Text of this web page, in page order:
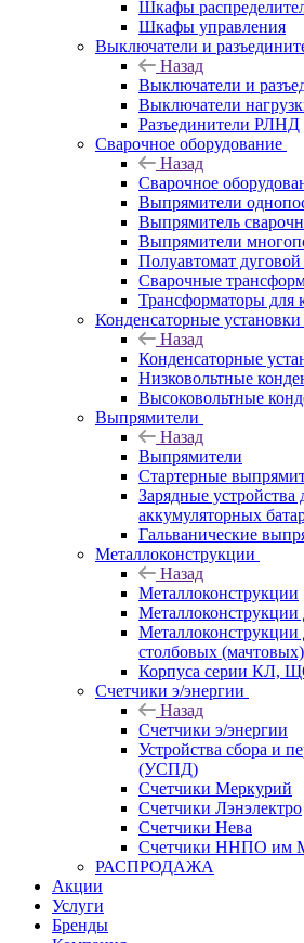
Шкафы
Шкафы управления
Выключатели и
Назад
Выключатели и
Выключатели
Разъединители РЛНД
Сварочное оборудование
Назад
Сварочное
Выпрямители
Выпрямитель
Выпрямители
Полуавтомат дуговой
Сварочные
Трансформаторы для
Конденсаторные установки
Назад
Конденсаторные
Низковольтные
Высоковольтные
Выпрямители
Назад
Выпрямители
Стартерные
Зарядные устройства
аккумуляторных
Гальванические
Металлоконструкции
Назад
Металлоконструкции
Металлоконструкции
столбовых (мачтовых)
Корпуса серии КЛ,
Счетчики э/энергии
Назад
Счетчики э/энергии
Устройства сбора и
(УСПД)
Счетчики Меркурий
Счетчики Лэнэлектро
Счетчики Нева
Счетчики ННПО им
РАСПРОДАЖА
Акции
Услуги
Бренды